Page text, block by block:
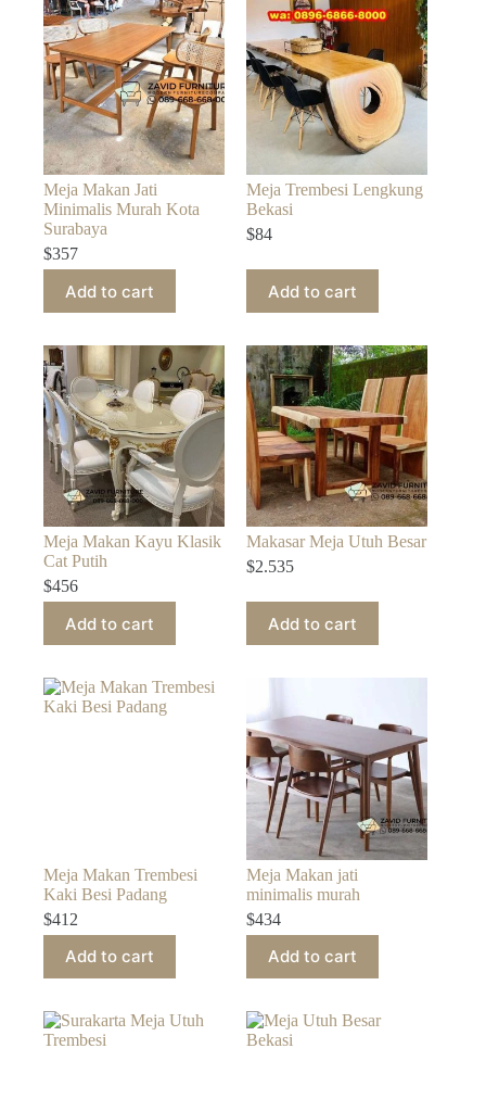
Meja Makan Jati
Minimalis Murah Kota
Surabaya
$357
Add to cart
Meja Trembesi Lengkung
Bekasi
$84
Add to cart
Meja Makan Kayu Klasik
Cat Putih
$456
Add to cart
Makasar Meja Utuh Besar
$2.535
Add to cart
Meja Makan Trembesi
Kaki Besi Padang
$412
Add to cart
Meja Makan jati
minimalis murah
$434
Add to cart